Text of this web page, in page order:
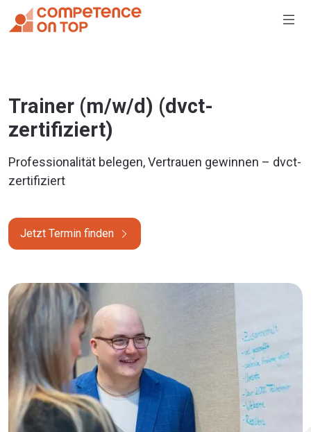
Trainer (m/w/d) (dvct-
zertifiziert)
Professionalität belegen, Vertrauen gewinnen – dvct-
zertifiziert
Jetzt Termin finden